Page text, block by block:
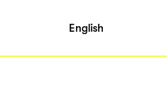
English